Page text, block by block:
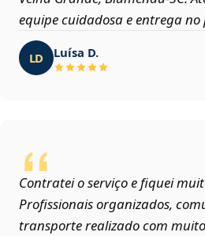
equipe cuidadosa e entrega
LD Luísa D.
Contratei o serviço e fiquei
Profissionais organizados,
transporte realizado com